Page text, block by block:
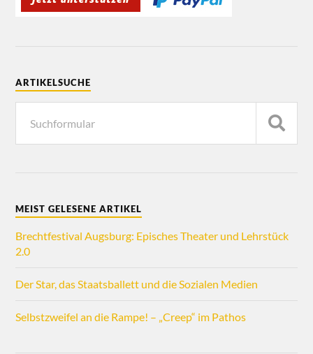
ARTIKELSUCHE
MEIST GELESENE ARTIKEL
Brechtfestival Augsburg: Episches Theater und Lehrstück
2.0
Der Star, das Staatsballett und die Sozialen Medien
Selbstzweifel an die Rampe! – „Creep“ im Pathos